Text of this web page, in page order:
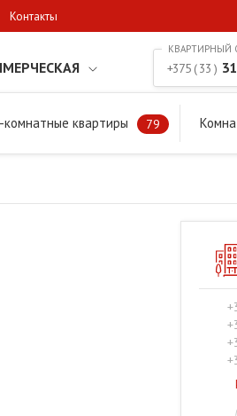
Контакты
комнатные квартиры 79
+375 ( 33 )